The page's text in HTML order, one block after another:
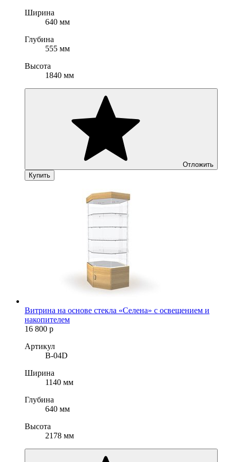
Ширина
640 мм
Глубина
555 мм
Высота
1840 мм
Отложить
Купить
Витрина на основе стекла «Селена» с освещением и
накопителем
16 800 р
Артикул
B-04D
Ширина
1140 мм
Глубина
640 мм
Высота
2178 мм